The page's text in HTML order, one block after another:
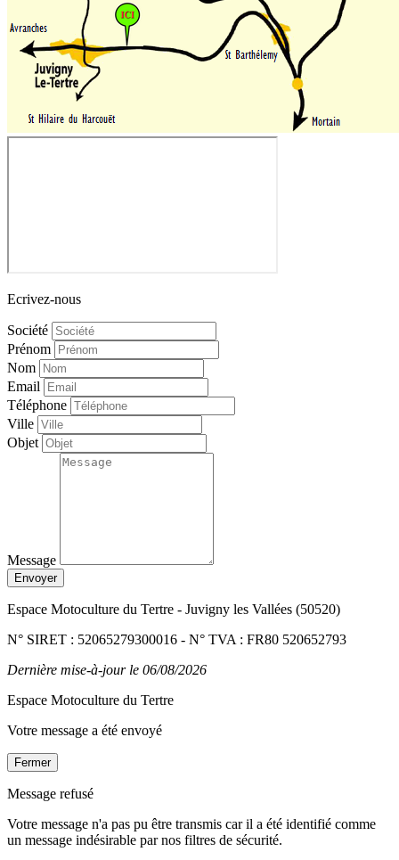
Ecrivez-nous
Société
Prénom
Nom
Email
Téléphone
Ville
Objet
Message
Envoyer
Espace Motoculture du Tertre - Juvigny les Vallées (50520)
N° SIRET : 52065279300016 - N° TVA : FR80 520652793
Dernière mise-à-jour le 06/08/2026
Espace Motoculture du Tertre
Votre message a été envoyé
Fermer
Message refusé
Votre message n'a pas pu être transmis car il a été identifié comme
un message indésirable par nos filtres de sécurité.